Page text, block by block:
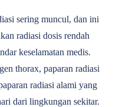
sering muncul, dan ini
radiasi dosis rendah
keselamatan medis.
thorax, paparan radiasi
radiasi alami yang
dari lingkungan sekitar.